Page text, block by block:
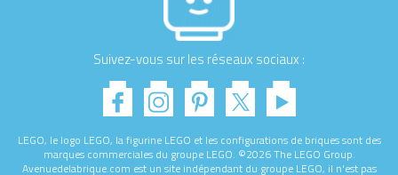
Suivez-vous sur les réseaux sociaux :
LEGO, le logo LEGO, la figurine LEGO et les configurations de briques sont des
marques commerciales du groupe LEGO. ©2026 The LEGO Group.
Avenuedelabrique.com est un site indépendant du groupe LEGO, il n'est pas